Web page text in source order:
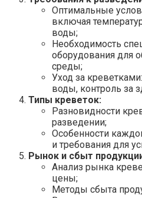
Оптимальные
включая
воды;
Необходимость
оборудования для
среды;
Уход за
воды, контроль за
Типы креветок:
Разновидности
разведении;
Особенности
и требования для
Рынок и сбыт
Анализ рынка
цены;
Методы сбыта